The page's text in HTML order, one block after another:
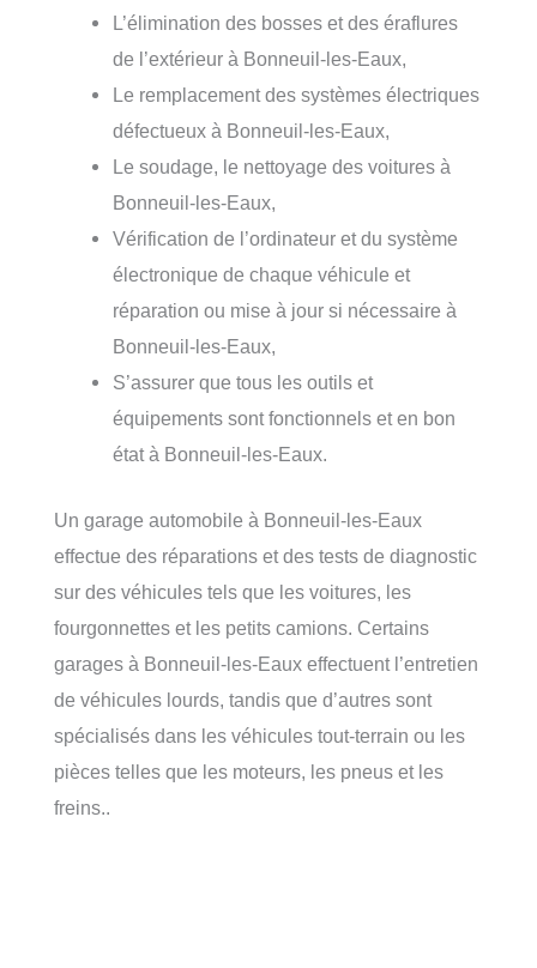
L’élimination des bosses et des éraflures
de l’extérieur à Bonneuil-les-Eaux,
Le remplacement des systèmes électriques
défectueux à Bonneuil-les-Eaux,
Le soudage, le nettoyage des voitures à
Bonneuil-les-Eaux,
Vérification de l’ordinateur et du système
électronique de chaque véhicule et
réparation ou mise à jour si nécessaire à
Bonneuil-les-Eaux,
S’assurer que tous les outils et
équipements sont fonctionnels et en bon
état à Bonneuil-les-Eaux.
Un garage automobile à Bonneuil-les-Eaux
effectue des réparations et des tests de diagnostic
sur des véhicules tels que les voitures, les
fourgonnettes et les petits camions. Certains
garages à Bonneuil-les-Eaux effectuent l’entretien
de véhicules lourds, tandis que d’autres sont
spécialisés dans les véhicules tout-terrain ou les
pièces telles que les moteurs, les pneus et les
freins..